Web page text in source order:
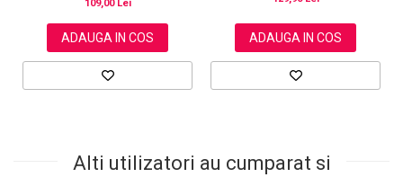
109,00 Lei
ADAUGA IN COS ADAUGA IN COS
Alti utilizatori au cumparat si